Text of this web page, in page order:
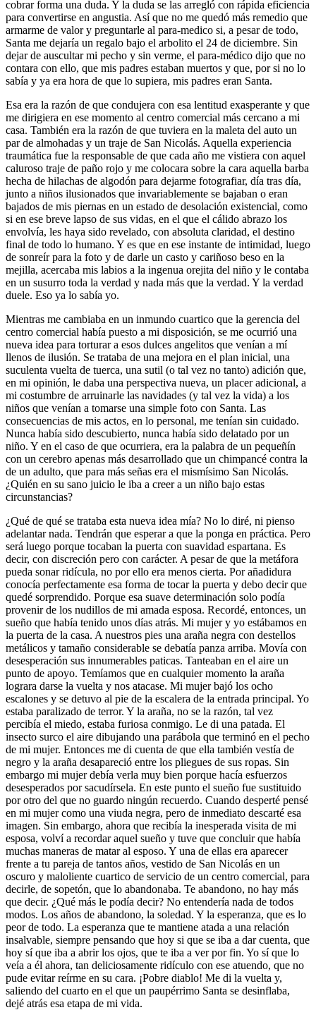
cobrar forma una duda. Y la duda se las arregló con rápida eficiencia
para convertirse en angustia. Así que no me quedó más remedio que
armarme de valor y preguntarle al para-medico si, a pesar de todo,
Santa me dejaría un regalo bajo el arbolito el 24 de diciembre. Sin
dejar de auscultar mi pecho y sin verme, el para-médico dijo que no
contara con ello, que mis padres estaban muertos y que, por si no lo
sabía y ya era hora de que lo supiera, mis padres eran Santa.
Esa era la razón de que condujera con esa lentitud exasperante y que
me dirigiera en ese momento al centro comercial más cercano a mi
casa. También era la razón de que tuviera en la maleta del auto un
par de almohadas y un traje de San Nicolás. Aquella experiencia
traumática fue la responsable de que cada año me vistiera con aquel
caluroso traje de paño rojo y me colocara sobre la cara aquella barba
hecha de hilachas de algodón para dejarme fotografiar, día tras día,
junto a niños ilusionados que invariablemente se bajaban o eran
bajados de mis piernas en un estado de desolación existencial, como
si en ese breve lapso de sus vidas, en el que el cálido abrazo los
envolvía, les haya sido revelado, con absoluta claridad, el destino
final de todo lo humano. Y es que en ese instante de intimidad, luego
de sonreír para la foto y de darle un casto y cariñoso beso en la
mejilla, acercaba mis labios a la ingenua orejita del niño y le contaba
en un susurro toda la verdad y nada más que la verdad. Y la verdad
duele. Eso ya lo sabía yo.
Mientras me cambiaba en un inmundo cuartico que la gerencia del
centro comercial había puesto a mi disposición, se me ocurrió una
nueva idea para torturar a esos dulces angelitos que venían a mí
llenos de ilusión. Se trataba de una mejora en el plan inicial, una
suculenta vuelta de tuerca, una sutil (o tal vez no tanto) adición que,
en mi opinión, le daba una perspectiva nueva, un placer adicional, a
mi costumbre de arruinarle las navidades (y tal vez la vida) a los
niños que venían a tomarse una simple foto con Santa. Las
consecuencias de mis actos, en lo personal, me tenían sin cuidado.
Nunca había sido descubierto, nunca había sido delatado por un
niño. Y en el caso de que ocurriera, era la palabra de un pequeñín
con un cerebro apenas más desarrollado que un chimpancé contra la
de un adulto, que para más señas era el mismísimo San Nicolás.
¿Quién en su sano juicio le iba a creer a un niño bajo estas
circunstancias?
¿Qué de qué se trataba esta nueva idea mía? No lo diré, ni pienso
adelantar nada. Tendrán que esperar a que la ponga en práctica. Pero
será luego porque tocaban la puerta con suavidad espartana. Es
decir, con discreción pero con carácter. A pesar de que la metáfora
pueda sonar ridícula, no por ello era menos cierta. Por añadidura
conocía perfectamente esa forma de tocar la puerta y debo decir que
quedé sorprendido. Porque esa suave determinación solo podía
provenir de los nudillos de mi amada esposa. Recordé, entonces, un
sueño que había tenido unos días atrás. Mi mujer y yo estábamos en
la puerta de la casa. A nuestros pies una araña negra con destellos
metálicos y tamaño considerable se debatía panza arriba. Movía con
desesperación sus innumerables paticas. Tanteaban en el aire un
punto de apoyo. Temíamos que en cualquier momento la araña
lograra darse la vuelta y nos atacase. Mi mujer bajó los ocho
escalones y se detuvo al pie de la escalera de la entrada principal. Yo
estaba paralizado de terror. Y la araña, no se la razón, tal vez
percibía el miedo, estaba furiosa conmigo. Le di una patada. El
insecto surco el aire dibujando una parábola que terminó en el pecho
de mi mujer. Entonces me di cuenta de que ella también vestía de
negro y la araña desapareció entre los pliegues de sus ropas. Sin
embargo mi mujer debía verla muy bien porque hacía esfuerzos
desesperados por sacudírsela. En este punto el sueño fue sustituido
por otro del que no guardo ningún recuerdo. Cuando desperté pensé
en mi mujer como una viuda negra, pero de inmediato descarté esa
imagen. Sin embargo, ahora que recibía la inesperada visita de mi
esposa, volví a recordar aquel sueño y tuve que concluir que había
muchas maneras de matar al esposo. Y una de ellas era aparecer
frente a tu pareja de tantos años, vestido de San Nicolás en un
oscuro y maloliente cuartico de servicio de un centro comercial, para
decirle, de sopetón, que lo abandonaba. Te abandono, no hay más
que decir. ¿Qué más le podía decir? No entendería nada de todos
modos. Los años de abandono, la soledad. Y la esperanza, que es lo
peor de todo. La esperanza que te mantiene atada a una relación
insalvable, siempre pensando que hoy si que se iba a dar cuenta, que
hoy sí que iba a abrir los ojos, que te iba a ver por fin. Yo sí que lo
veía a él ahora, tan deliciosamente ridículo con ese atuendo, que no
pude evitar reírme en su cara. ¡Pobre diablo! Me di la vuelta y,
saliendo del cuarto en el que un paupérrimo Santa se desinflaba,
dejé atrás esa etapa de mi vida.